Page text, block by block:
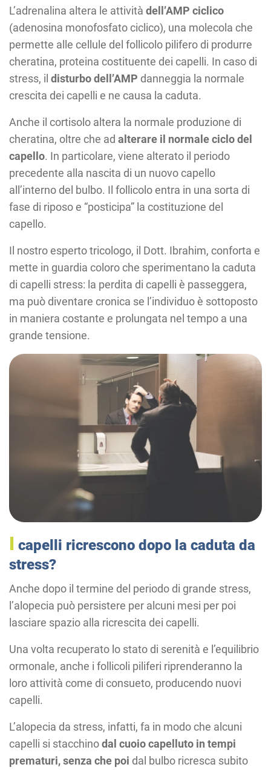
L’adrenalina altera le attività dell’AMP ciclico
(adenosina monofosfato ciclico), una molecola che
permette alle cellule del follicolo pilifero di produrre
cheratina, proteina costituente dei capelli. In caso di
stress, il disturbo dell’AMP danneggia la normale
crescita dei capelli e ne causa la caduta.
Anche il cortisolo altera la normale produzione di
cheratina, oltre che ad alterare il normale ciclo del
capello. In particolare, viene alterato il periodo
precedente alla nascita di un nuovo capello
all’interno del bulbo. Il follicolo entra in una sorta di
fase di riposo e “posticipa” la costituzione del
capello.
Il nostro esperto tricologo, il Dott. Ibrahim, conforta e
mette in guardia coloro che sperimentano la caduta
di capelli stress: la perdita di capelli è passeggera,
ma può diventare cronica se l’individuo è sottoposto
in maniera costante e prolungata nel tempo a una
grande tensione.
I capelli ricrescono dopo la caduta da
stress?
Anche dopo il termine del periodo di grande stress,
l’alopecia può persistere per alcuni mesi per poi
lasciare spazio alla ricrescita dei capelli.
Una volta recuperato lo stato di serenità e l’equilibrio
ormonale, anche i follicoli piliferi riprenderanno la
loro attività come di consueto, producendo nuovi
capelli.
L’alopecia da stress, infatti, fa in modo che alcuni
capelli si stacchinodal cuoio capelluto in tempi
prematuri, senza che poi dal bulbo ricresca subito